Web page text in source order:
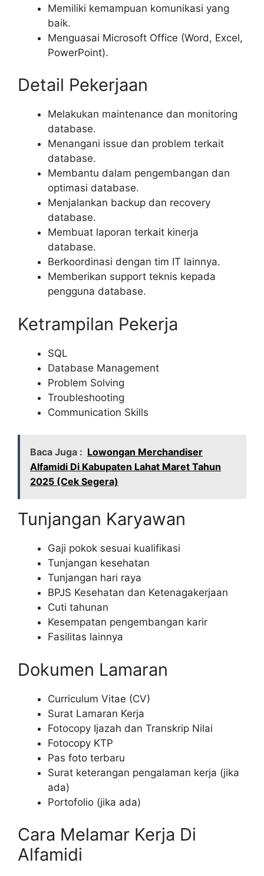
Memiliki kemampuan komunikasi yang
baik.
Menguasai Microsoft Office (Word, Excel,
PowerPoint).
Detail Pekerjaan
Melakukan maintenance dan monitoring
database.
Menangani issue dan problem terkait
database.
Membantu dalam pengembangan dan
optimasi database.
Menjalankan backup dan recovery
database.
Membuat laporan terkait kinerja
database.
Berkoordinasi dengan tim IT lainnya.
Memberikan support teknis kepada
pengguna database.
Ketrampilan Pekerja
SQL
Database Management
Problem Solving
Troubleshooting
Communication Skills
Baca Juga : Lowongan Merchandiser
Alfamidi Di Kabupaten Lahat Maret Tahun
2025 (Cek Segera)
Tunjangan Karyawan
Gaji pokok sesuai kualifikasi
Tunjangan kesehatan
Tunjangan hari raya
BPJS Kesehatan dan Ketenagakerjaan
Cuti tahunan
Kesempatan pengembangan karir
Fasilitas lainnya
Dokumen Lamaran
Curriculum Vitae (CV)
Surat Lamaran Kerja
Fotocopy Ijazah dan Transkrip Nilai
Fotocopy KTP
Pas foto terbaru
Surat keterangan pengalaman kerja (jika
ada)
Portofolio (jika ada)
Cara Melamar Kerja Di
Alfamidi